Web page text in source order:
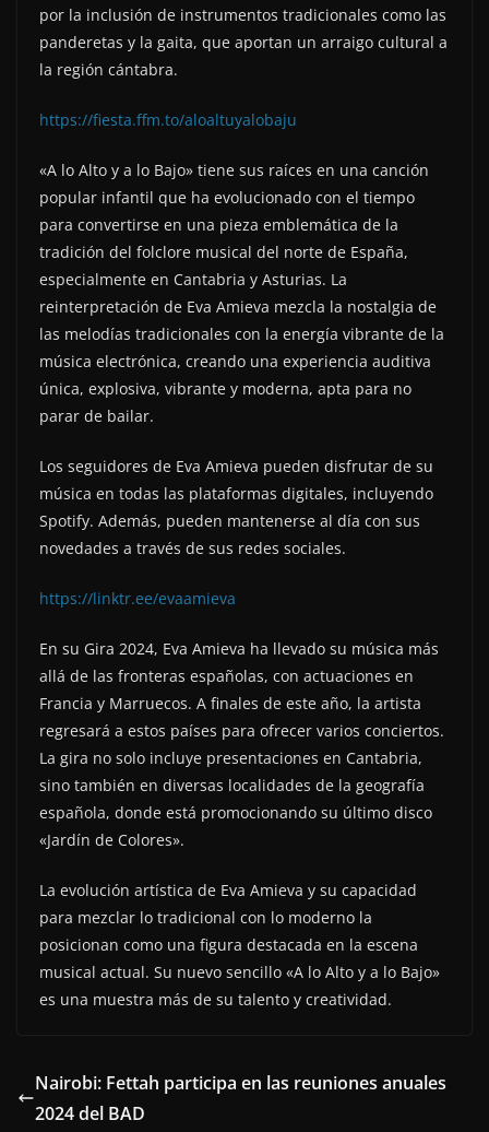
por la inclusión de instrumentos tradicionales como las
panderetas y la gaita, que aportan un arraigo cultural a
la región cántabra.
https://fiesta.ffm.to/aloaltuyalobaju
«A lo Alto y a lo Bajo» tiene sus raíces en una canción
popular infantil que ha evolucionado con el tiempo
para convertirse en una pieza emblemática de la
tradición del folclore musical del norte de España,
especialmente en Cantabria y Asturias. La
reinterpretación de Eva Amieva mezcla la nostalgia de
las melodías tradicionales con la energía vibrante de la
música electrónica, creando una experiencia auditiva
única, explosiva, vibrante y moderna, apta para no
parar de bailar.
Los seguidores de Eva Amieva pueden disfrutar de su
música en todas las plataformas digitales, incluyendo
Spotify. Además, pueden mantenerse al día con sus
novedades a través de sus redes sociales.
https://linktr.ee/evaamieva
En su Gira 2024, Eva Amieva ha llevado su música más
allá de las fronteras españolas, con actuaciones en
Francia y Marruecos. A finales de este año, la artista
regresará a estos países para ofrecer varios conciertos.
La gira no solo incluye presentaciones en Cantabria,
sino también en diversas localidades de la geografía
española, donde está promocionando su último disco
«Jardín de Colores».
La evolución artística de Eva Amieva y su capacidad
para mezclar lo tradicional con lo moderno la
posicionan como una figura destacada en la escena
musical actual. Su nuevo sencillo «A lo Alto y a lo Bajo»
es una muestra más de su talento y creatividad.
Nairobi: Fettah participa en las reuniones anuales
2024 del BAD